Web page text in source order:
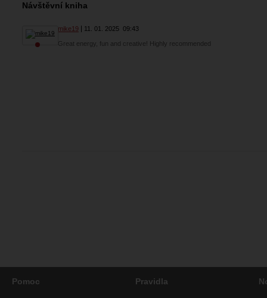
Návštěvní kniha
mike19 11. 01. 2025 09:43
Great energy, fun and creative! Highly recommended
Pomoc Pravidla